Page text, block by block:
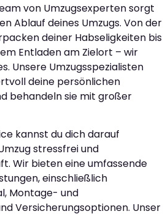
von Umzugsexperten sorgt
Ablauf deines Umzugs. Von der
deiner Habseligkeiten bis
Entladen am Zielort – wir
Unsere Umzugsspezialisten
deine persönlichen
behandeln sie mit großer
kannst du dich darauf
stressfrei und
Wir bieten eine umfassende
einschließlich
Montage- und
Versicherungsoptionen. Unser